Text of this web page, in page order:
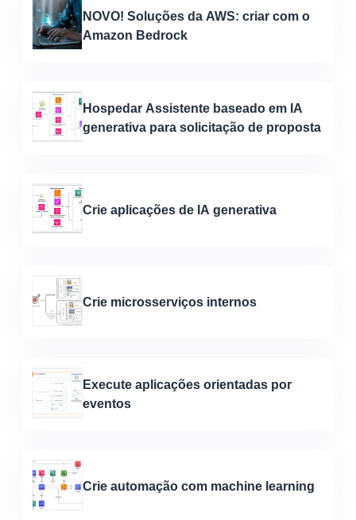
NOVO! Soluções da AWS: criar com o
Amazon Bedrock
Hospedar Assistente baseado em IA
generativa para solicitação de proposta
Crie aplicações de IA generativa
Crie microsserviços internos
Execute aplicações orientadas por
eventos
Crie automação com machine learning